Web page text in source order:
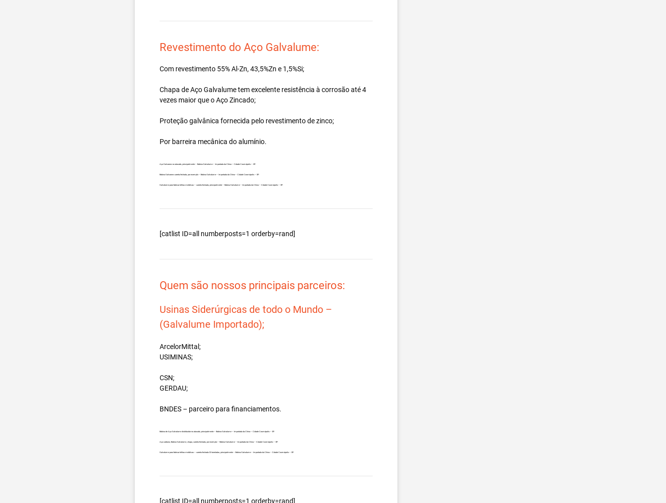
Revestimento do Aço Galvalume:
Com revestimento 55% Al-Zn, 43,5%Zn e 1,5%Si;
Chapa de Aço Galvalume tem excelente resistência à corrosão até 4
vezes maior que o Aço Zincado;
Proteção galvânica fornecida pelo revestimento de zinco;
Por barreira mecânica do alumínio.
Aço Galvanew no atacado, principalmente – Bobina Galvalume – Importada da China – Cidade Cosmópolis – SP.
Bobina Galvanew carreta fechada, por exemplo – Bobina Galvalume – Importada da China – Cidade Cosmópolis – SP.
Galvalume para fabricar telhas metálicas – carreta fechada, principalmente – Bobina Galvalume – Importada da China – Cidade Cosmópolis – SP.
[catlist ID=all numberposts=1 orderby=rand]
Quem são nossos principais parceiros:
Usinas Siderúrgicas de todo o Mundo –
(Galvalume Importado);
ArcelorMittal;
USIMINAS;
CSN;
GERDAU;
BNDES – parceiro para financiamentos.
Bobina de Aço Galvalume distribuidor no atacado, principalmente – Bobina Galvalume – Importada da China – Cidade Cosmópolis – SP.
Aço carbono, Bobina Galvalume, chapa, carreta fechada, por exemplo – Bobina Galvalume – Importada da China – Cidade Cosmópolis – SP.
Galvalume para fabricar telhas metálicas – carreta fechada 32 toneladas, principalmente – Bobina Galvalume – Importada da China – Cidade Cosmópolis – SP.
[catlist ID=all numberposts=1 orderby=rand]